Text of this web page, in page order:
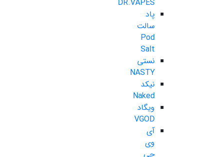
DR.VAPES
پاد
سالت
Pod
Salt
نستی
NASTY
نیکد
Naked
ویگاد
VGOD
آی
وی
جی